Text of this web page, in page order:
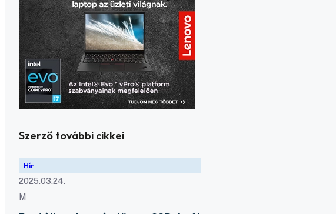
Szerző további cikkei
Hír
2025.03.24.
M